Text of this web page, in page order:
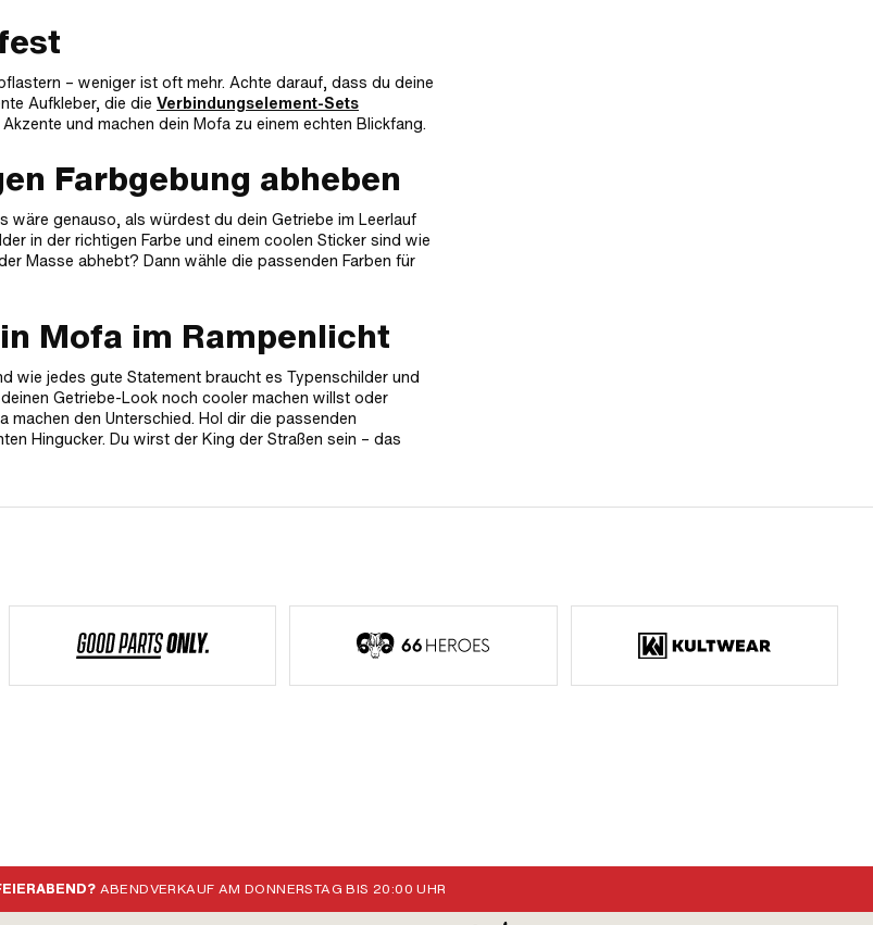
– weniger ist oft mehr. Achte darauf, dass du deine
Aufkleber, die die Verbindungselement-Sets
und machen dein Mofa zu einem echten Blickfang.
Farbgebung abheben
wäre genauso, als würdest du dein Getriebe im Leerlauf
in der richtigen Farbe und einem coolen Sticker sind wie
Masse abhebt? Dann wähle die passenden Farben für
Mofa im Rampenlicht
wie jedes gute Statement braucht es Typenschilder und
Getriebe-Look noch cooler machen willst oder
machen den Unterschied. Hol dir die passenden
Hingucker. Du wirst der King der Straßen sein – das
ABENDVERKAUF AM DONNERSTAG BIS 20:00 UHR